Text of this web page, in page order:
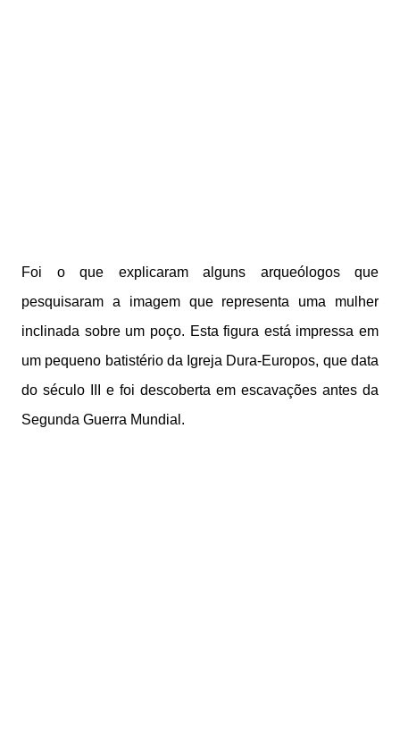
Foi o que explicaram alguns arqueólogos que
pesquisaram a imagem que representa uma mulher
inclinada sobre um poço. Esta figura está impressa em
um pequeno batistério da Igreja Dura-Europos, que data
do século III e foi descoberta em escavações antes da
Segunda Guerra Mundial.